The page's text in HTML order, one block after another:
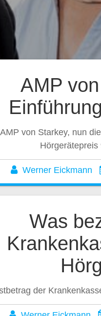
AMP
AMP von Starkey, nun
Hörgerätepreis
Werner Eickmann
Was
der